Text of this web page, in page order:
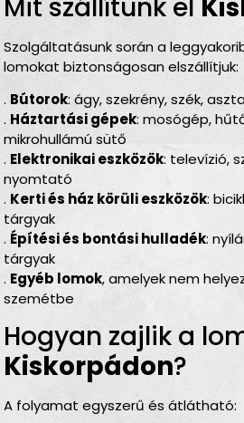
Mit szállítunk el
Szolgáltatásunk során a
lomokat biztonságosan elszállítjuk:
. Bútorok: ágy, szekrény, szék,
. Háztartási gépek: mosógép,
mikrohullámú sütő
. Elektronikai eszközök: televízió,
nyomtató
. Kerti és ház körüli eszközök:
tárgyak
. Építési és bontási hulladék:
tárgyak
. Egyéb lomok, amelyek nem
szemétbe
Hogyan zajlik a
Kiskorpádon?
A folyamat egyszerű és átlátható: